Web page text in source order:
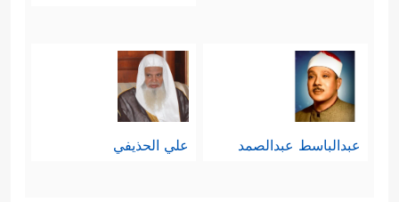
عبدالباسط عبدالصمد علي الحذيفي